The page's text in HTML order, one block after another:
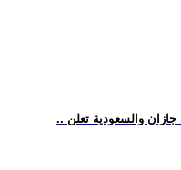
جازان والسعودية تعلن